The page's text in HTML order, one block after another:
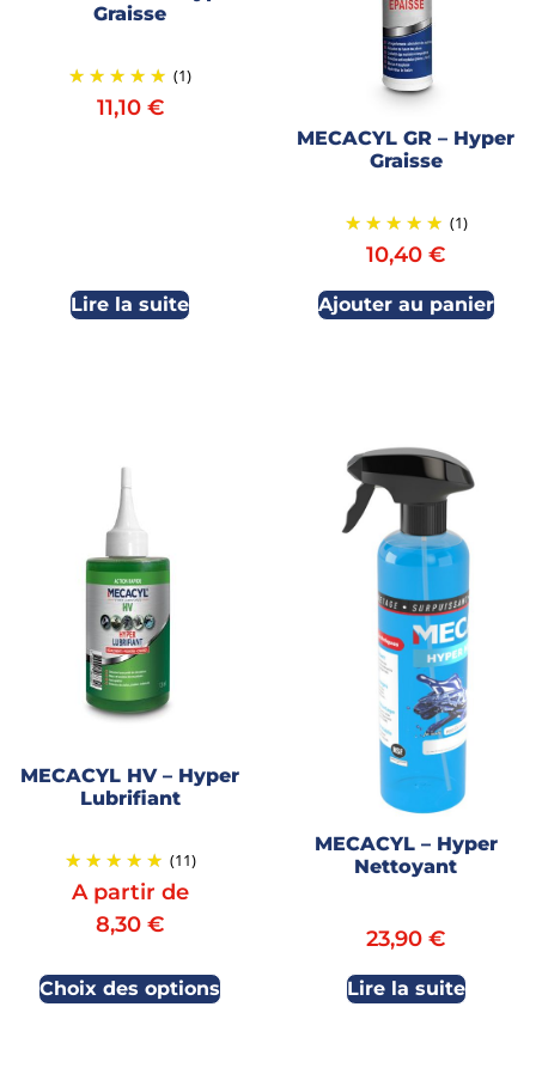
Graisse
(1)
11,10 €
Lire la suite
MECACYL GR – Hyper
Graisse
(1)
10,40€
Ajouter au panier
MECACYL HV – Hyper
Lubrifiant
(11)
A partir de
8,30€
Choix des options
MECACYL – Hyper
Nettoyant
23,90€
Lire la suite